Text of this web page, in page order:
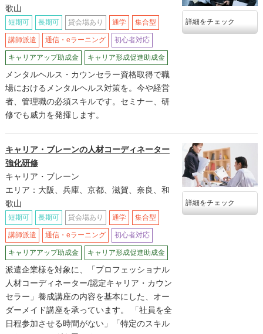
歌山
短期可 長期可 貸会場あり 通学 集合型
講師派遣 通信・eラーニング 初心者対応
キャリアアップ助成金 キャリア形成促進助成金
メンタルヘルス・カウンセラー資格取得で職
場におけるメンタルヘルス対策を。今や経営
者、管理職の必須スキルです。セミナー、研
修でも威力を発揮します。
詳細をチェック
キャリア・ブレーンの人材コーディネーター
強化研修
キャリア・ブレーン
エリア：大阪、兵庫、京都、滋賀、奈良、和
歌山
短期可 長期可 貸会場あり 通学 集合型
講師派遣 通信・eラーニング 初心者対応
キャリアアップ助成金 キャリア形成促進助成金
派遣企業様を対象に、「プロフェッショナル
人材コーディネーター/認定キャリア・カウン
セラー」養成講座の内容を基本にした、オー
ダーメイド講座を承っています。 「社員を全
日程参加させる時間がない」「特定のスキル
詳細をチェック